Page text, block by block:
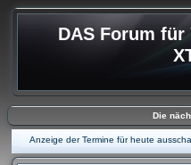
DAS Forum für
Die
Anzeige der Termine für heute